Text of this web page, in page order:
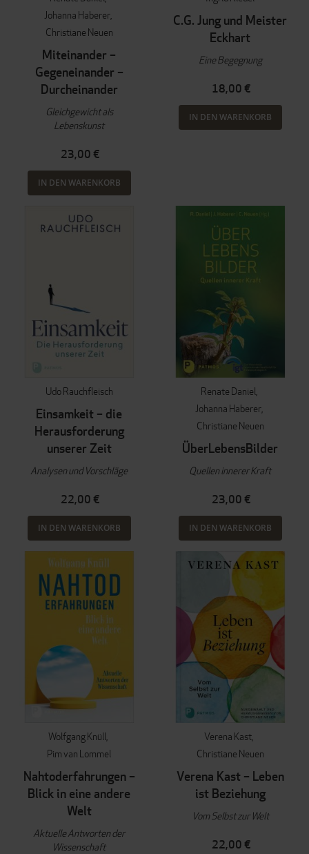
Johanna Haberer
Christiane Neuen
Miteinander –
Gegeneinander –
Durcheinander
Gleichgewicht als
Lebenskunst
23,00 €
IN DEN WARENKORB
C.G. Jung und Meister
Eckhart
Eine Begegnung
18,00 €
IN DEN WARENKORB
Udo Rauchfleisch
Einsamkeit – die
Herausforderung
unserer Zeit
Analysen und Vorschläge
22,00 €
IN DEN WARENKORB
Renate Daniel
Johanna Haberer
Christiane Neuen
ÜberLebensBilder
Quellen innerer Kraft
23,00 €
IN DEN WARENKORB
Wolfgang Knüll
Pim van Lommel
Nahtoderfahrungen –
Blick in eine andere
Welt
Aktuelle Antworten der
Wissenschaft
Verena Kast
Christiane Neuen
Verena Kast – Leben
ist Beziehung
Vom Selbst zur Welt
22,00 €